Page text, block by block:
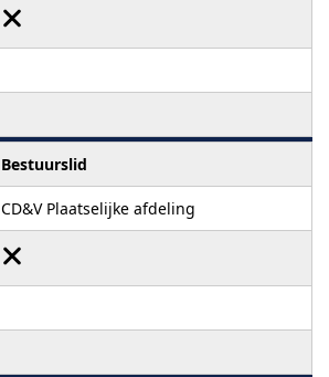
Bestuurslid
CD&V Plaatselijke afdeling